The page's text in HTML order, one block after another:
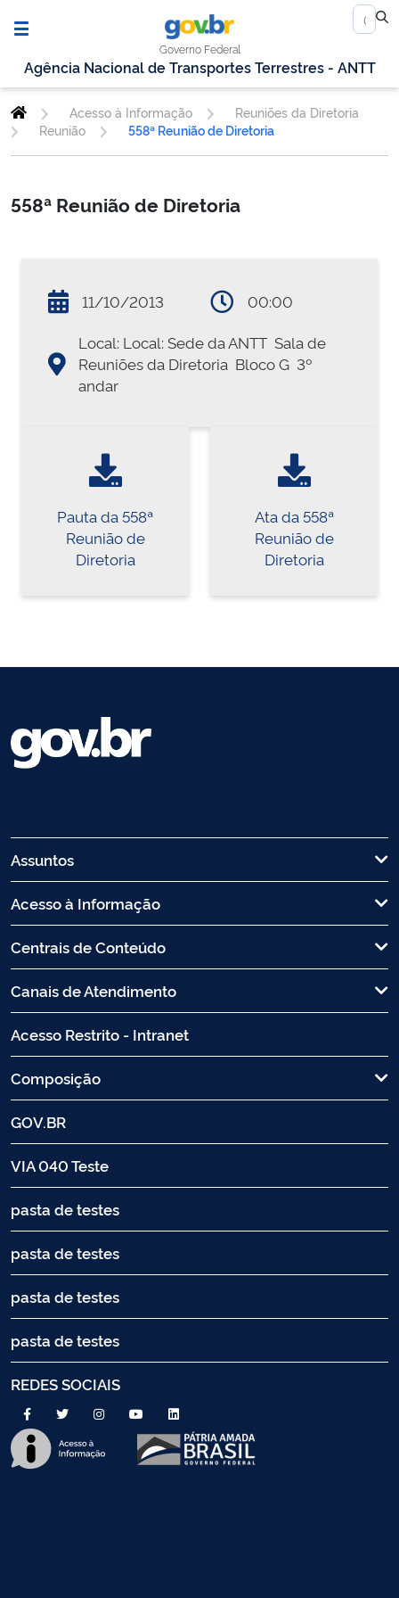
Governo Federal
Agência Nacional de Transportes Terrestres - ANTT
Acesso à Informação
Reuniões da Diretoria
Reunião
558ª Reunião de Diretoria
558ª Reunião de Diretoria
11/10/2013
00:00
Local: Local: Sede da ANTT  Sala de
Reuniões da Diretoria  Bloco G  3º
andar
Pauta da 558ª
Reunião de
Diretoria
Ata da 558ª
Reunião de
Diretoria
Assuntos
Acesso à Informação
Centrais de Conteúdo
Canais de Atendimento
Acesso Restrito - Intranet
Composição
GOV.BR
VIA 040 Teste
pasta de testes
pasta de testes
pasta de testes
pasta de testes
REDES SOCIAIS